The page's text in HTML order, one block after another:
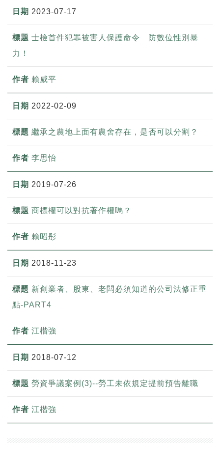
2023-07-17
士檢首件犯罪被害人保護命令 防數位性別暴
力！
賴威平
2022-02-09
繼承之農地上面有農舍存在，是否可以分割？
李思怡
2019-07-26
商標權可以對抗著作權嗎？
賴昭彤
2018-11-23
新創業者、股東、老闆必須知道的公司法修正重
點-PART4
江楷強
2018-07-12
勞資爭議案例(3)--勞工未依規定提前預告離職
江楷強